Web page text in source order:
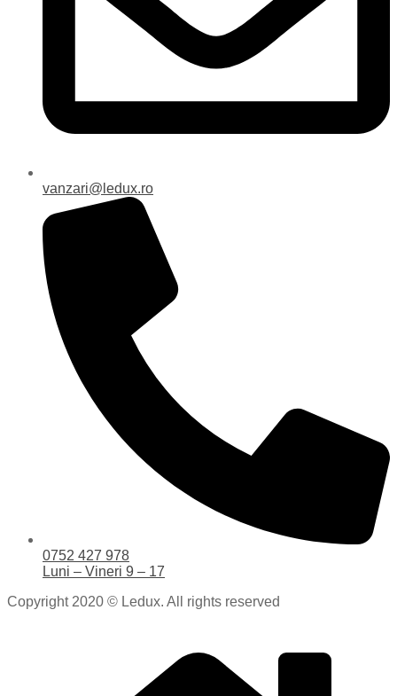
vanzari@ledux.ro
0752 427 978
Luni – Vineri 9 – 17
Copyright 2020 © Ledux. All rights reserved